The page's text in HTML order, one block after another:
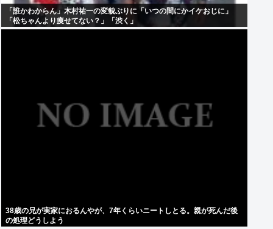
「誰かわからん」木村祐一の変貌ぶりに「いつの間にかイケおじに」
「松ちゃんより痩せてない？」「渋く」
38歳の兄が実家におるんやが、7年くらいニートしとる。親が死んだ後
の処理どうしよう